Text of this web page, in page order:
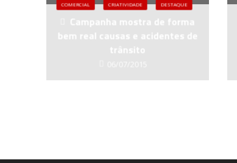
COMERCIAL CRIATIVIDADE DESTAQUE
Campanha mostra de forma
bem real causas e acidentes de
trânsito